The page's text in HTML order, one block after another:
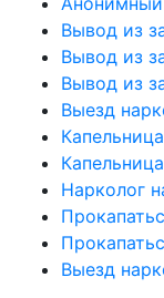
Вывод из
Вывод из
Вывод из
Выезд
Нарколог
Выезд